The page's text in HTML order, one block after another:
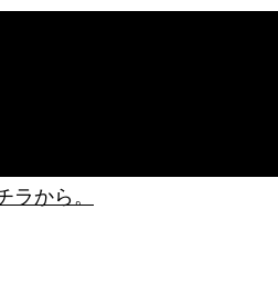
ラから。